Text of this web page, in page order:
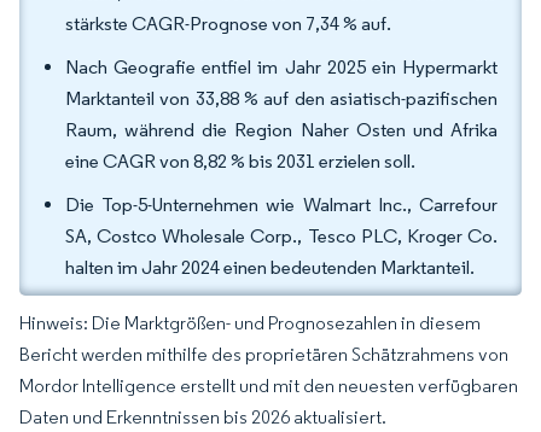
stärkste CAGR-Prognose von 7,34 % auf.
Nach Geografie entfiel im Jahr 2025 ein Hypermarkt
Marktanteil von 33,88 % auf den asiatisch-pazifischen
Raum, während die Region Naher Osten und Afrika
eine CAGR von 8,82 % bis 2031 erzielen soll.
Die Top-5-Unternehmen wie Walmart Inc., Carrefour
SA, Costco Wholesale Corp., Tesco PLC, Kroger Co.
halten im Jahr 2024 einen bedeutenden Marktanteil.
Hinweis: Die Marktgrößen- und Prognosezahlen in diesem
Bericht werden mithilfe des proprietären Schätzrahmens von
Mordor Intelligence erstellt und mit den neuesten verfügbaren
Daten und Erkenntnissen bis 2026 aktualisiert.